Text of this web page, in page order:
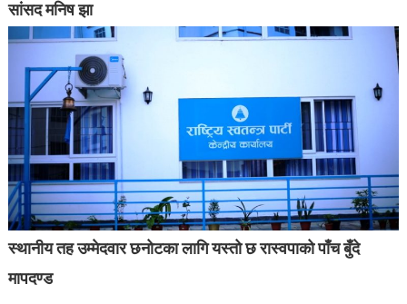
सांसद मनिष झा
स्थानीय तह उम्मेदवार छनोटका लागि यस्तो छ रास्वपाको पाँच बुँदे
मापदण्ड